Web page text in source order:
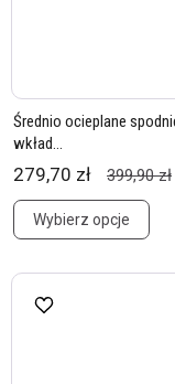
Średnio ocieplane
wkład...
279,70 zł 399,90 zł
Wybierz opcje